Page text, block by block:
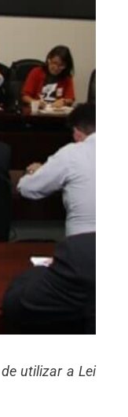
utilizar a Lei